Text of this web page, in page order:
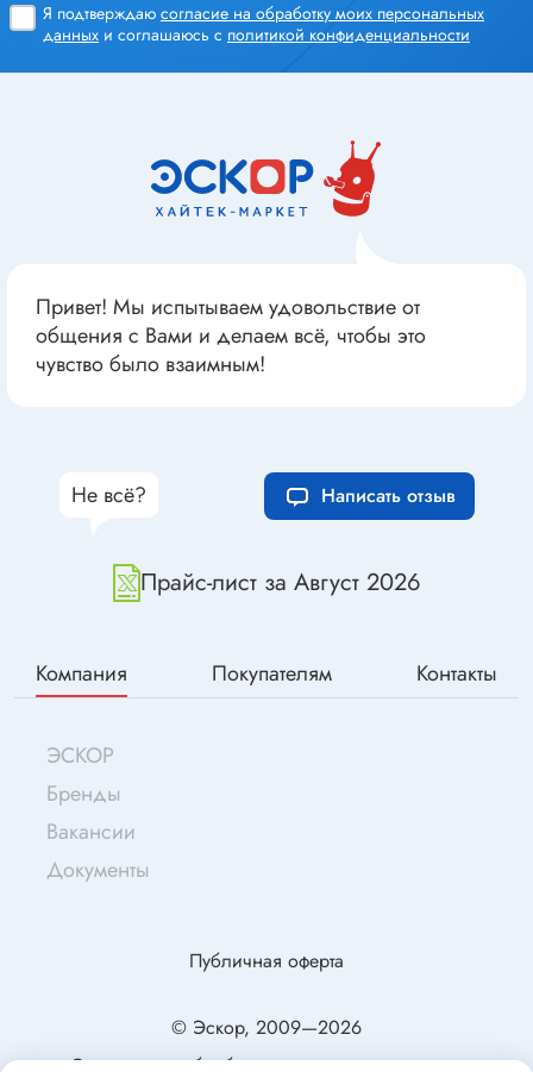
Я подтверждаю согласие на обработку моих персональных
данных и соглашаюсь с политикой конфиденциальности
Привет! Мы испытываем удовольствие от
общения с Вами и делаем всё, чтобы это
чувство было взаимным!
Прайс-лист за Август 2026
Не всё? Написать отзыв
Компания Покупателям Контакты
ЭСКОР
Бренды
Вакансии
Документы
© Эскор, 2009—2026
Согласие на обработку персональных данных
Публичная оферта